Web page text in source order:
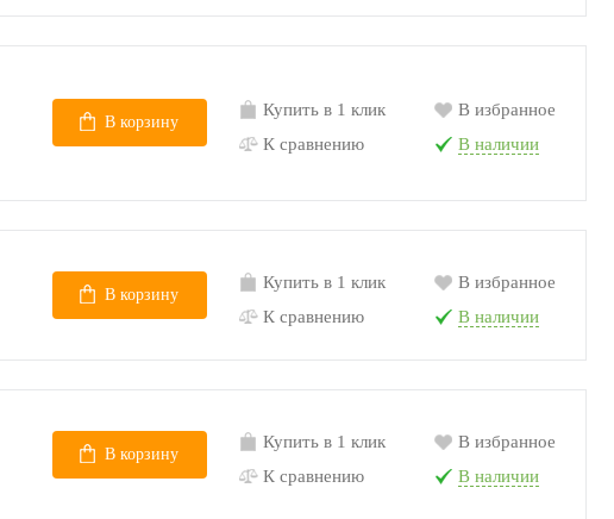
В корзину
Купить в 1 клик
К сравнению
В избранное
В наличии
В корзину
Купить в 1 клик
К сравнению
В избранное
В наличии
В корзину
Купить в 1 клик
К сравнению
В избранное
В наличии